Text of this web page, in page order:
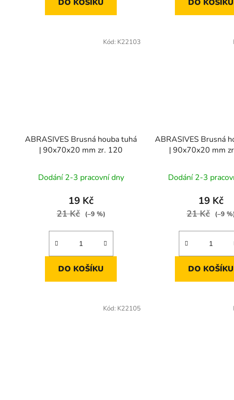
DO KOŠÍKU DO KOŠÍKU
ABRASIVES Brusná houba tuhá
| 90x70x20 mm zr. 120
Dodání 2-3 pracovní dny
19 Kč
21 Kč (–9 %)
DO KOŠÍKU
Kód: K22103
ABRASIVES Brusná
| 90x70x20 mm
Dodání 2-3
19 Kč
21 Kč (–9
DO KOŠÍKU
Kód: K22105